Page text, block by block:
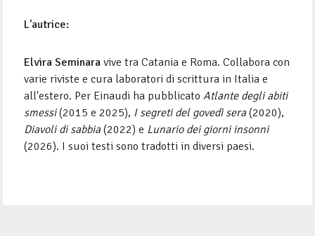
L'autrice:
Elvira Seminara vive tra Catania e Roma. Collabora con
varie riviste e cura laboratori di scrittura in Italia e
all'estero. Per Einaudi ha pubblicatoAtlante degli abiti
smessi(2015 e 2025), I segreti del govedì sera(2020),
Diavoli di sabbia(2022) e Lunario dei giorni insonni
(2026). I suoi testi sono tradotti in diversi paesi.